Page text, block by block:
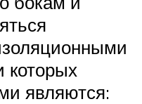
которых
являются: